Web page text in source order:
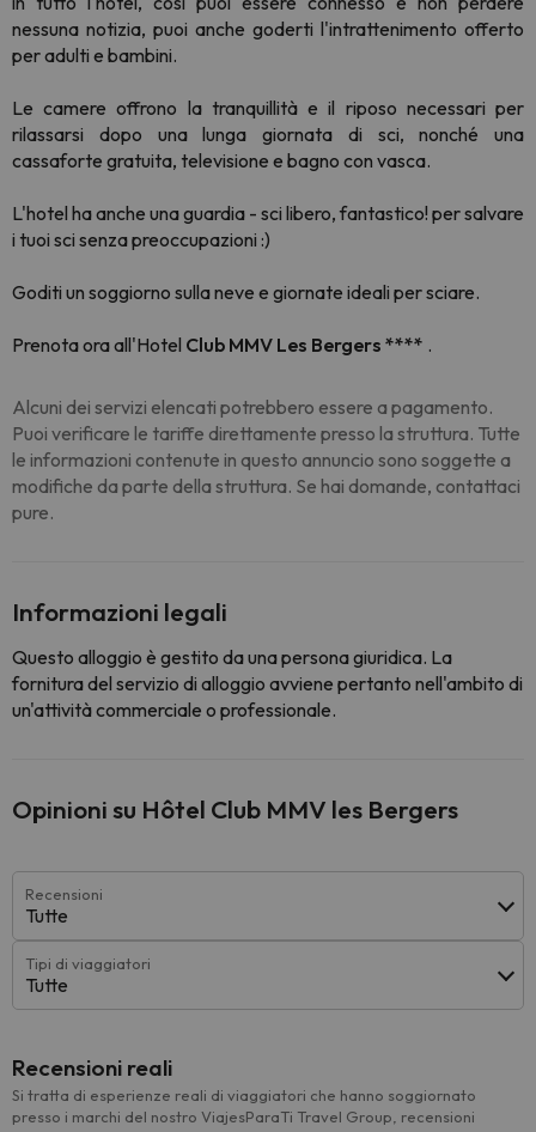
nessuna notizia, puoi anche goderti l'intrattenimento offerto
per adulti e bambini.
Le camere offrono la tranquillità e il riposo necessari per
rilassarsi dopo una lunga giornata di sci, nonché una
cassaforte gratuita, televisione e bagno con vasca.
L'hotel ha anche una guardia - sci libero, fantastico! per salvare
i tuoi sci senza preoccupazioni :)
Goditi un soggiorno sulla neve e giornate ideali per sciare.
Prenota ora all'Hotel Club MMV Les Bergers **** .
Alcuni dei servizi elencati potrebbero essere a pagamento.
Puoi verificare le tariffe direttamente presso la struttura. Tutte
le informazioni contenute in questo annuncio sono soggette a
modifiche da parte della struttura. Se hai domande, contattaci
pure.
Informazioni legali
Questo alloggio è gestito da una persona giuridica. La
fornitura del servizio di alloggio avviene pertanto nell'ambito di
un'attività commerciale o professionale.
Opinioni su Hôtel Club MMV les Bergers
Recensioni
Tutte
Tipi di viaggiatori
Tutte
Recensioni reali
Si tratta di esperienze reali di viaggiatori che hanno soggiornato
presso i marchi del nostro ViajesParaTi Travel Group, recensioni